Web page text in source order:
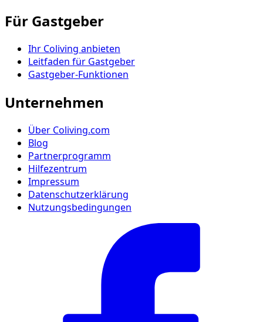
Für Gastgeber
Ihr Coliving anbieten
Leitfaden für Gastgeber
Gastgeber-Funktionen
Unternehmen
Über Coliving.com
Blog
Partnerprogramm
Hilfezentrum
Impressum
Datenschutzerklärung
Nutzungsbedingungen